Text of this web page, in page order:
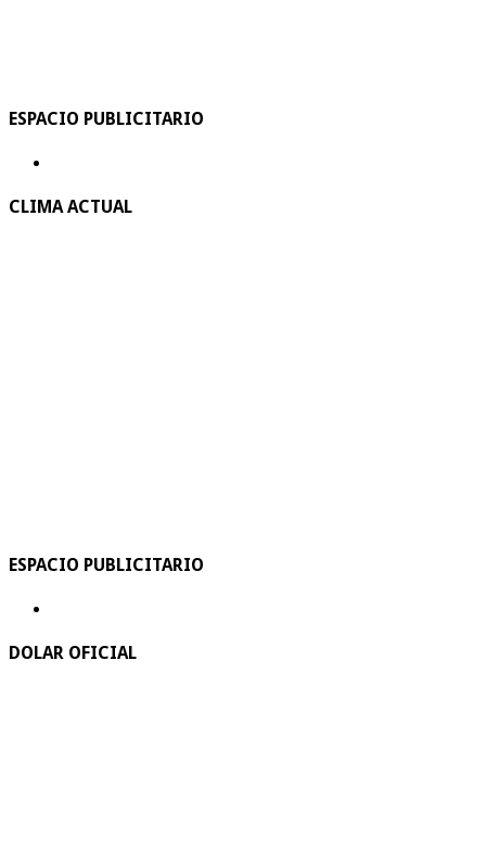
ESPACIO PUBLICITARIO
CLIMA ACTUAL
ESPACIO PUBLICITARIO
DOLAR OFICIAL